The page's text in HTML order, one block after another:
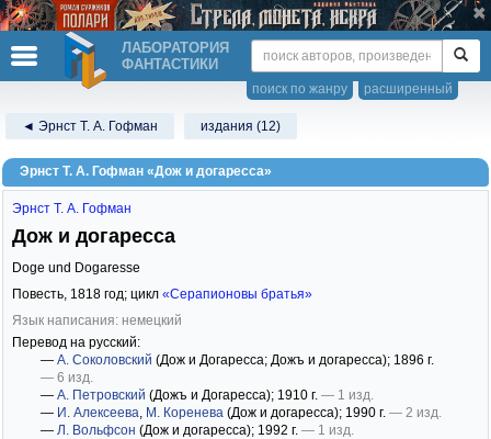
ЛАБОРАТОРИЯ
ФАНТАСТИКИ
расширенный
поиск по жанру
◄ Эрнст Т. А. Гофман издания (12)
Эрнст Т. А. Гофман «Дож и догаресса»
Эрнст Т. А. Гофман
Дож и догаресса
Doge und Dogaresse
Повесть, 1818 год; цикл «Серапионовы братья»
Язык написания: немецкий
Перевод на русский:
— А. Соколовский (Дож и Догаресса; Дожъ и догаресса); 1896 г.
— 6 изд.
— А. Петровский (Дожъ и Догаресса); 1910 г. — 1 изд.
— И. Алексеева, М. Коренева (Дож и догаресса); 1990 г. — 2 изд.
— Л. Вольфсон (Дож и догаресса); 1992 г. — 1 изд.